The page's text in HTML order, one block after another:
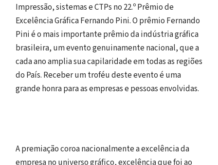
Impressão, sistemas e CTPs no 22.º Prêmio de
Excelência Gráfica Fernando Pini. O prêmio Fernando
Pini é o mais importante prêmio da indústria gráfica
brasileira, um evento genuinamente nacional, que a
cada ano amplia sua capilaridade em todas as regiões
do País. Receber um troféu deste evento é uma
grande honra para as empresas e pessoas envolvidas.
A premiação coroa nacionalmente a excelência da
empresa no universo gráfico, excelência que foi ao